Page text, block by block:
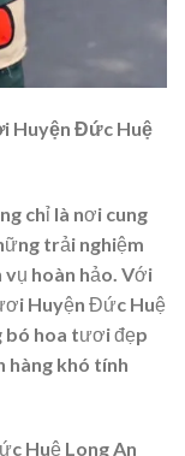
Huyện Đức Huệ
chỉ là nơi cung
trải nghiệm
hoàn hảo. Với
Huyện Đức Huệ
bó hoa tươi đẹp
hàng khó tính
Huệ Long An